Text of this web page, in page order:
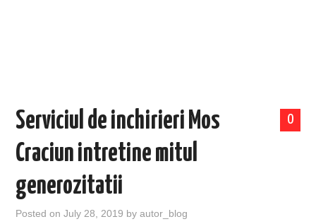
0
Serviciul de inchirieri Mos
Craciun intretine mitul
generozitatii
Posted onJuly 28, 2019 byautor_blog